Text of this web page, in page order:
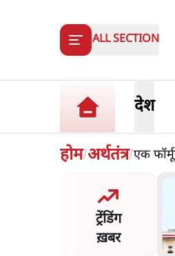
ALL SECTION
देश
होम/अर्थतंत्र/एक
ट्रेंडिंग
ख़बर
प्रोटेस्ट- 'ताकतवर सरकार
पर आक्रामकता न दिखाए
जेन जी को सुने': SC